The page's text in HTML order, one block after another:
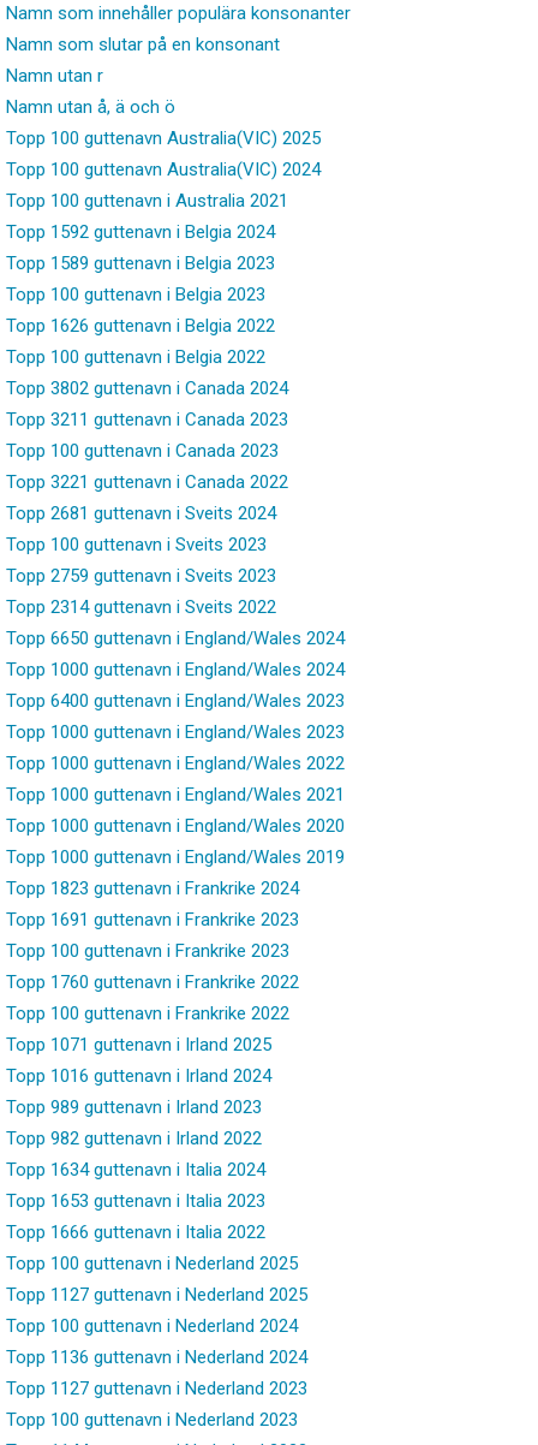
Namn som innehåller populära konsonanter
Namn som slutar på en konsonant
Namn utan r
Namn utan å, ä och ö
Topp 100 guttenavn Australia(VIC) 2025
Topp 100 guttenavn Australia(VIC) 2024
Topp 100 guttenavn i Australia 2021
Topp 1592 guttenavn i Belgia 2024
Topp 1589 guttenavn i Belgia 2023
Topp 100 guttenavn i Belgia 2023
Topp 1626 guttenavn i Belgia 2022
Topp 100 guttenavn i Belgia 2022
Topp 3802 guttenavn i Canada 2024
Topp 3211 guttenavn i Canada 2023
Topp 100 guttenavn i Canada 2023
Topp 3221 guttenavn i Canada 2022
Topp 2681 guttenavn i Sveits 2024
Topp 100 guttenavn i Sveits 2023
Topp 2759 guttenavn i Sveits 2023
Topp 2314 guttenavn i Sveits 2022
Topp 6650 guttenavn i England/Wales 2024
Topp 1000 guttenavn i England/Wales 2024
Topp 6400 guttenavn i England/Wales 2023
Topp 1000 guttenavn i England/Wales 2023
Topp 1000 guttenavn i England/Wales 2022
Topp 1000 guttenavn i England/Wales 2021
Topp 1000 guttenavn i England/Wales 2020
Topp 1000 guttenavn i England/Wales 2019
Topp 1823 guttenavn i Frankrike 2024
Topp 1691 guttenavn i Frankrike 2023
Topp 100 guttenavn i Frankrike 2023
Topp 1760 guttenavn i Frankrike 2022
Topp 100 guttenavn i Frankrike 2022
Topp 1071 guttenavn i Irland 2025
Topp 1016 guttenavn i Irland 2024
Topp 989 guttenavn i Irland 2023
Topp 982 guttenavn i Irland 2022
Topp 1634 guttenavn i Italia 2024
Topp 1653 guttenavn i Italia 2023
Topp 1666 guttenavn i Italia 2022
Topp 100 guttenavn i Nederland 2025
Topp 1127 guttenavn i Nederland 2025
Topp 100 guttenavn i Nederland 2024
Topp 1136 guttenavn i Nederland 2024
Topp 1127 guttenavn i Nederland 2023
Topp 100 guttenavn i Nederland 2023